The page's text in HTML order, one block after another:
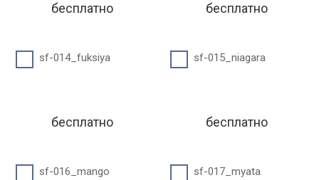
бесплатно бесплатно
sf-014_fuksiya
бесплатно
sf-015_niagara
бесплатно
sf-016_mango sf-017_myata